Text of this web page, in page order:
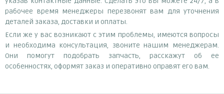
рабочее время менеджеры перезвонят вам для уточнения
деталей заказа, доставки и оплаты.
Если же у вас возникают с этим проблемы, имеются вопросы
и необходима консультация, звоните нашим менеджерам.
Они помогут подобрать запчасть, расскажут об ее
особенностях, оформят заказ и оперативно оправят его вам.